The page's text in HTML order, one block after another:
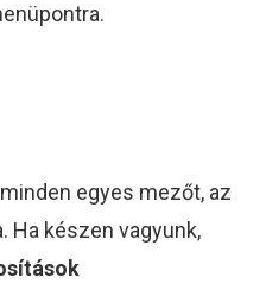
egyes mezőt, az
Ha készen vagyunk,